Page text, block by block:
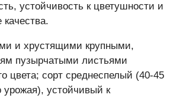
устойчивость к цветушности и
и хрустящими крупными,
пузырчатыми листьями
цвета; сорт среднеспелый (40-45
урожая), устойчивый к